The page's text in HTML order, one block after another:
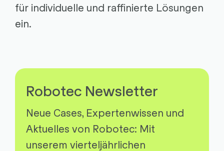
für individuelle und raffinierte Lösungen
ein.
Robotec Newsletter
Neue Cases, Expertenwissen und
Aktuelles von Robotec: Mit
unserem vierteljährlichen